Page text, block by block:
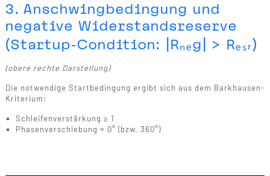
3. Anschwingbedingung und
negative Widerstandsreserve
(Startup-Condition: |Rₙₑg| > Rₑₛᵣ)
(obere rechte Darstellung)
Die notwendige Startbedingung ergibt sich aus dem Barkhausen-
Kriterium:
Schleifenverstärkung ≥ 1
Phasenverschiebung = 0° (bzw. 360°)